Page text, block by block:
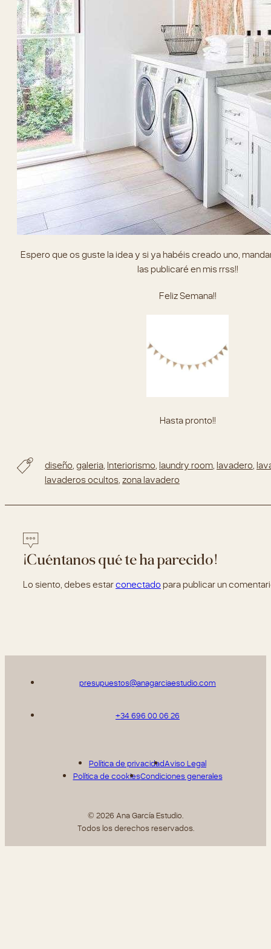
Espero que os guste la idea y si ya habéis creado uno,
las publicaré en mis rrss!!
Feliz Semana!!
Hasta pronto!!
diseño,galeria,Interiorismo,laundry room,lavadero,
lavaderos ocultos,zona lavadero
¡Cuéntanos qué te ha parecido!
Lo siento, debes estarconectadopara publicar un
presupuestos@anagarciaestudio.com
Política de privacidadAviso Legal
Política de cookiesCondiciones generales
+34 696 00 06 26
© 2026 Ana García Estudio.
Todos los derechos reservados.